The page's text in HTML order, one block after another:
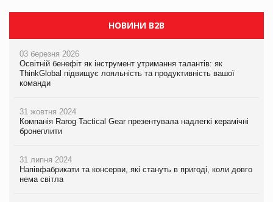
НОВИНИ B2B
03 березня 2026
Освітній бенефіт як інструмент утримання талантів: як
ThinkGlobal підвищує лояльність та продуктивність вашої
команди
31 жовтня 2024
Компанія Rarog Tactical Gear презентувала надлегкі керамічні
бронеплити
31 липня 2024
Напівфабрикати та консерви, які стануть в пригоді, коли довго
нема світла